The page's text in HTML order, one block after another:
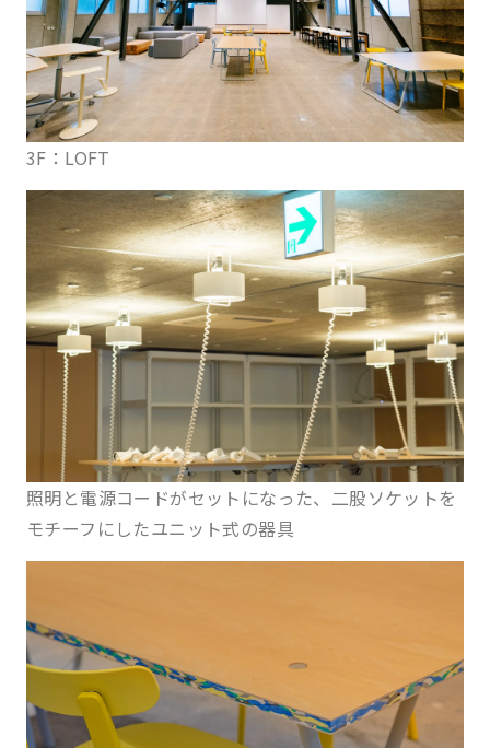
3F：LOFT
照明と電源コードがセットになった、二股ソケットを
モチーフにしたユニット式の器具